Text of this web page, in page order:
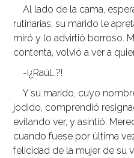
Al lado de la cama,
rutinarias, su marido le
miró y lo advirtió borroso.
contenta, volvió a ver a
-¡¿Raúl…?!
Y su marido, cuyo
jodido, comprendió
evitando ver, y asintió.
cuando fuese por última
felicidad de la mujer de su